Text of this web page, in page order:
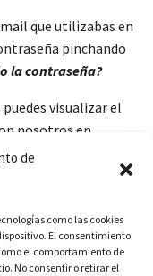
de
como las cookies
El consentimiento
el comportamiento de
No consentir o retirar el
que utilizabas en
pinchando
la contraseña?
puedes visualizar el
nosotros en